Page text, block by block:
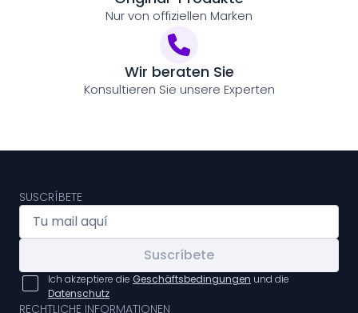
Nur von offiziellen Marken
Wir beraten Sie
Konsultieren Sie unsere Experten
SUSCRÍBETE
Suscríbete
Ich akzeptiere die Geschäftsbedingungen und die
Datenschutz
RECHTLICHE INFORMATIONEN